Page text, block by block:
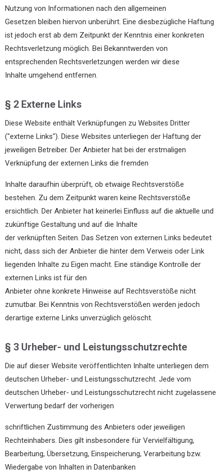
Nutzung von Informationen nach den allgemeinen
Gesetzen bleiben hiervon unberührt. Eine diesbezügliche Haftung
ist jedoch erst ab dem Zeitpunkt der Kenntnis einer konkreten
Rechtsverletzung möglich. Bei Bekanntwerden von
entsprechenden Rechtsverletzungen werden wir diese
Inhalte umgehend entfernen.
§ 2 Externe Links
Diese Website enthält Verknüpfungen zu Websites Dritter
("externe Links"). Diese Websites unterliegen der Haftung der
jeweiligen Betreiber. Der Anbieter hat bei der erstmaligen
Verknüpfung der externen Links die fremden
Inhalte daraufhin überprüft, ob etwaige Rechtsverstöße
bestehen. Zu dem Zeitpunkt waren keine Rechtsverstöße
ersichtlich. Der Anbieter hat keinerlei Einfluss auf die aktuelle und
zukünftige Gestaltung und auf die Inhalte
der verknüpften Seiten. Das Setzen von externen Links bedeutet
nicht, dass sich der Anbieter die hinter dem Verweis oder Link
liegenden Inhalte zu Eigen macht. Eine ständige Kontrolle der
externen Links ist für den
Anbieter ohne konkrete Hinweise auf Rechtsverstöße nicht
zumutbar. Bei Kenntnis von Rechtsverstößen werden jedoch
derartige externe Links unverzüglich gelöscht.
§ 3 Urheber- und Leistungsschutzrechte
Die auf dieser Website veröffentlichten Inhalte unterliegen dem
deutschen Urheber- und Leistungsschutzrecht. Jede vom
deutschen Urheber- und Leistungsschutzrecht nicht zugelassene
Verwertung bedarf der vorherigen
schriftlichen Zustimmung des Anbieters oder jeweiligen
Rechteinhabers. Dies gilt insbesondere für Vervielfältigung,
Bearbeitung, Übersetzung, Einspeicherung, Verarbeitung bzw.
Wiedergabe von Inhalten in Datenbanken